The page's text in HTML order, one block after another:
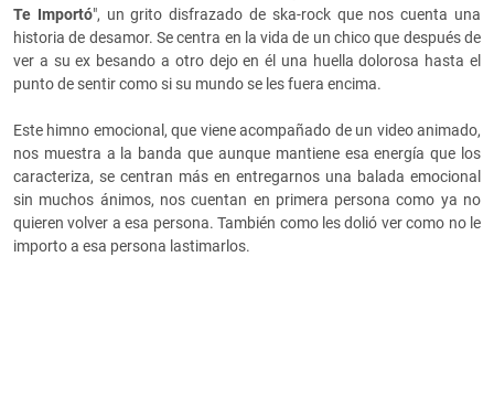
Te Importó", un grito disfrazado de ska-rock que nos cuenta una
historia de desamor. Se centra en la vida de un chico que después de
ver a su ex besando a otro dejo en él una huella dolorosa hasta el
punto de sentir como si su mundo se les fuera encima.
Este himno emocional, que viene acompañado de un video animado,
nos muestra a la banda que aunque mantiene esa energía que los
caracteriza, se centran más en entregarnos una balada emocional
sin muchos ánimos, nos cuentan en primera persona como ya no
quieren volver a esa persona. También como les dolió ver como no le
importo a esa persona lastimarlos.